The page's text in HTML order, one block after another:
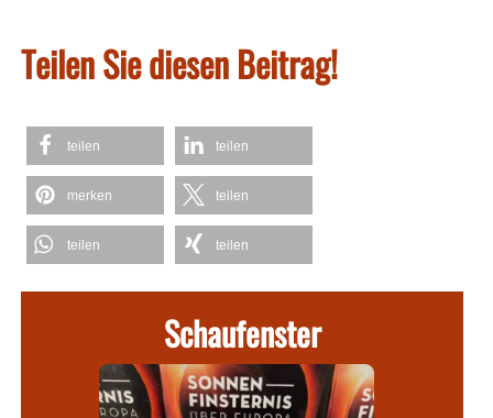
Teilen Sie diesen Beitrag!
teilen teilen
merken teilen
teilen teilen
Schaufenster